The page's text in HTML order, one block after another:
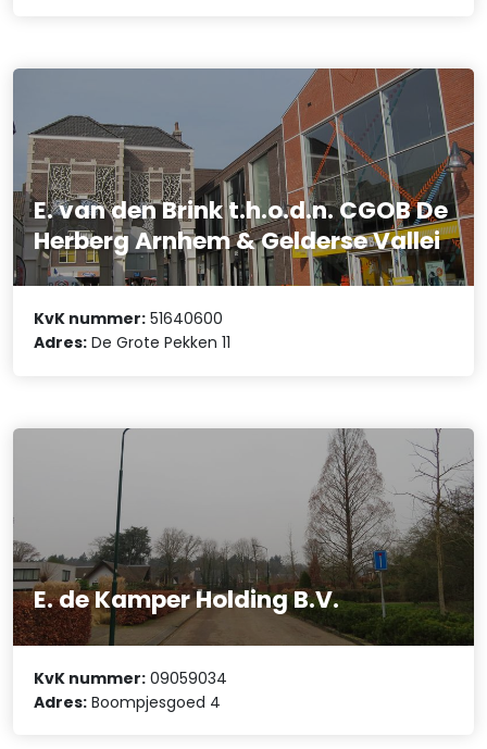
E. van den Brink t.h.o.d.n. CGOB De
Herberg Arnhem & Gelderse Vallei
KvK nummer: 51640600
Adres: De Grote Pekken 11
E. de Kamper Holding B.V.
KvK nummer: 09059034
Adres: Boompjesgoed 4